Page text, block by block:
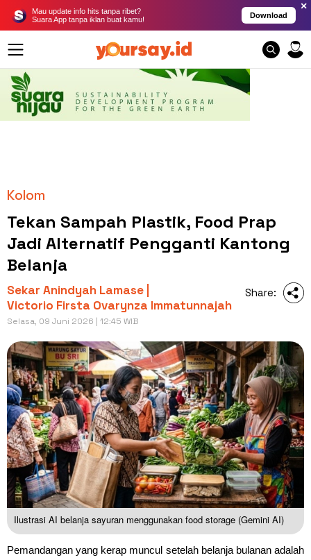
Mau update info hits tanpa ribet?
Suara App tanpa iklan buat kamu!
Download
×
Kolom
Tekan Sampah Plastik, Food Prap
Jadi Alternatif Pengganti Kantong
Belanja
Sekar Anindyah Lamase |
Victorio Firsta Ovarynza Immatunnajah
Selasa, 09 Juni 2026 | 12:45 WIB
Share:
Ilustrasi AI belanja sayuran menggunakan food storage (Gemini AI)
Pemandangan yang kerap muncul setelah belanja bulanan adalah